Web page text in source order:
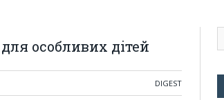
особливих дітей
DIGEST